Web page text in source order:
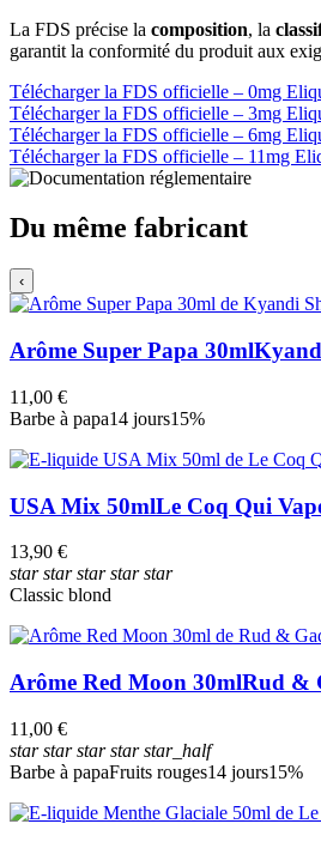
La FDS précise la composition, la
garantit la conformité du produit aux
Télécharger la FDS officielle – 0mg
Télécharger la FDS officielle – 3mg
Télécharger la FDS officielle – 6mg
Télécharger la FDS officielle – 11mg
Du même fabricant
‹
Arôme Super Papa 30ml
11,00 €
Barbe à papa14 jours15%
USA Mix 50mlLe Coq Qui
13,90 €
starstarstarstarstar
Classic blond
Arôme Red Moon 30mlRud &
11,00 €
starstarstarstarstar_half
Barbe à papaFruits rouges14 jours15%